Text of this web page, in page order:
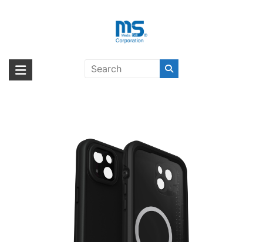
海外輸入ブランド商品｜株式会社
海外事業部が取り揃えている海外輸入商品には、日本では珍しい「海外ブ
ランド」をはじめ「ユニークな商品」「機能的な商品」「コストパフォー
14 Plus BLACK〔オッターボック